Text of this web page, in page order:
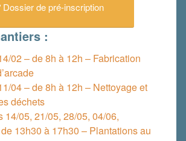
Dossier de pré-inscription
:
02 – de 8h à 12h – Fabrication
04 – de 8h à 12h – Nettoyage et
déchets
14/05, 21/05, 28/05, 04/06,
13h30 à 17h30 – Plantations au